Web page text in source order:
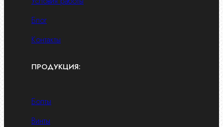
Блог
Контакты
ПРОДУКЦИЯ:
Болты
Винты